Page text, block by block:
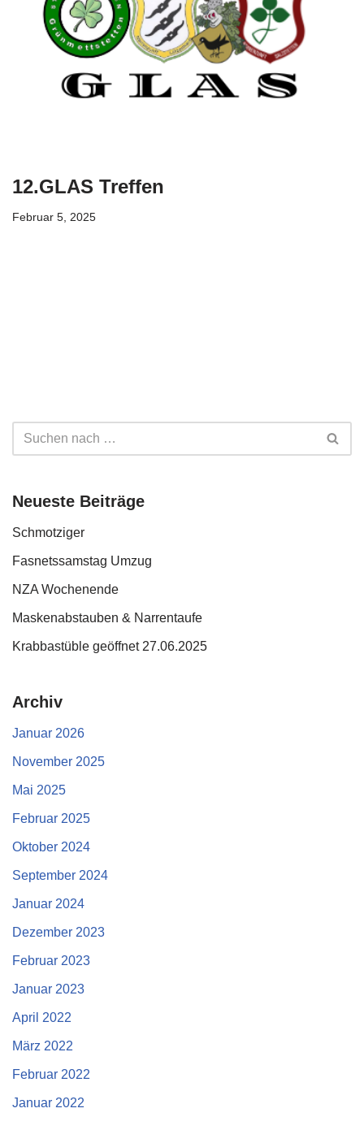
12.GLAS Treffen
Februar 5, 2025
Neueste Beiträge
Schmotziger
Fasnetssamstag Umzug
NZA Wochenende
Maskenabstauben & Narrentaufe
Krabbastüble geöffnet 27.06.2025
Archiv
Januar 2026
November 2025
Mai 2025
Februar 2025
Oktober 2024
September 2024
Januar 2024
Dezember 2023
Februar 2023
Januar 2023
April 2022
März 2022
Februar 2022
Januar 2022